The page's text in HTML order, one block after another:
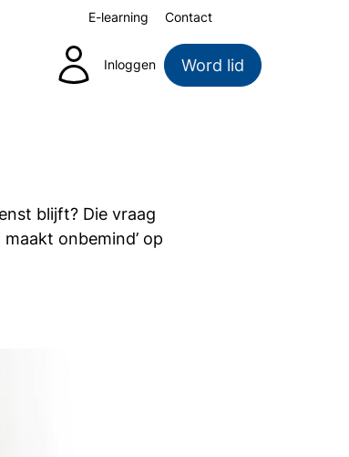
Inloggen Word lid
E-learning Contact
blijft? Die vraag
onbemind’ op